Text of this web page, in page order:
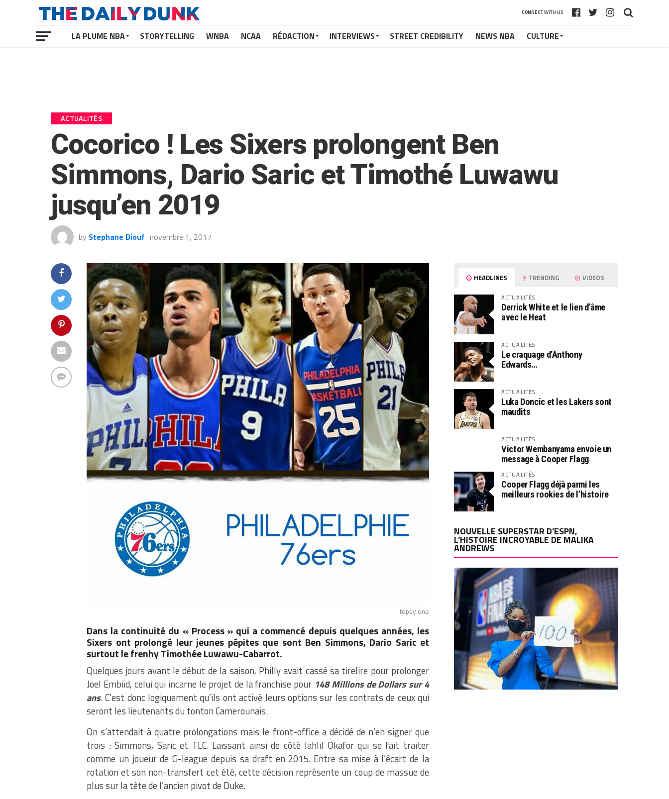
CONNECT WITH US
LA PLUME NBA STORYTELLING WNBA NCAA RÉDACTION INTERVIEWS STREET CREDIBILITY NEWS NBA CULTURE
ACTUALITÉS
Cocorico ! Les Sixers prolongent Ben
Simmons, Dario Saric et Timothé Luwawu
jusqu’en 2019
by Stephane Diouf novembre 1, 2017
topsy.one
Dans la continuité du « Process » qui a commencé depuis quelques années, les
Sixers ont prolongé leur jeunes pépites que sont Ben Simmons, Dario Saric et
surtout le frenhy Timothée Luwawu-Cabarrot.
Quelques jours avant le début de la saison, Philly avait cassé sa tirelire pour prolonger
Joel Embiid, celui qui incarne le projet de la franchise pour 148 Millions de Dollars sur 4
ans. C’est donc logiquement qu’ils ont activé leurs options sur les contrats de ceux qui
seront les lieutenants du tonton Camerounais.
On s’attendait à quatre prolongations mais le front-office a décidé de n’en signer que
trois : Simmons, Saric et TLC. Laissant ainsi de côté Jahlil Okafor qui se fait traiter
comme un joueur de G-league depuis sa draft en 2015. Entre sa mise à l’écart de la
rotation et son non-transfert cet été, cette décision représente un coup de massue de
plus sur la tête de l’ancien pivot de Duke.
HEADLINES TRENDING VIDEOS
ACTUALITÉS
Derrick White et le lien d’âme
avec le Heat
ACTUALITÉS
Le craquage d’Anthony
Edwards…
ACTUALITÉS
Luka Doncic et les Lakers sont
maudits
ACTUALITÉS
Victor Wembanyama envoie un
message à Cooper Flagg
ACTUALITÉS
Cooper Flagg déjà parmi les
meilleurs rookies de l’histoire
NOUVELLE SUPERSTAR D’ESPN,
L’HISTOIRE INCROYABLE DE MALIKA
ANDREWS